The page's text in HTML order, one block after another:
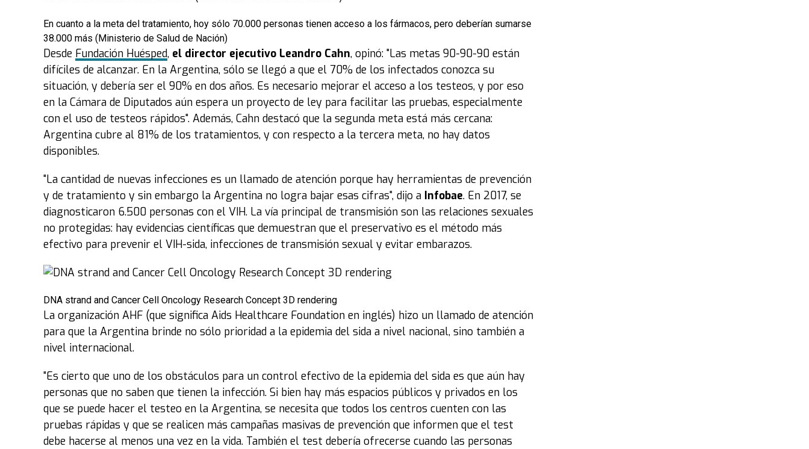
En cuanto a la meta del tratamiento, hoy sólo 70.000 personas tienen acceso a los fármacos, pero deberían sumarse
38.000 más (Ministerio de Salud de Nación)
Desde Fundación Huésped, el director ejecutivo Leandro Cahn, opinó: "Las metas 90-90-90 están
difíciles de alcanzar. En la Argentina, sólo se llegó a que el 70% de los infectados conozca su
situación, y debería ser el 90% en dos años. Es necesario mejorar el acceso a los testeos, y por eso
en la Cámara de Diputados aún espera un proyecto de ley para facilitar las pruebas, especialmente
con el uso de testeos rápidos". Además, Cahn destacó que la segunda meta está más cercana:
Argentina cubre al 81% de los tratamientos, y con respecto a la tercera meta, no hay datos
disponibles.
"La cantidad de nuevas infecciones es un llamado de atención porque hay herramientas de prevención
y de tratamiento y sin embargo la Argentina no logra bajar esas cifras", dijo a Infobae. En 2017, se
diagnosticaron 6.500 personas con el VIH. La vía principal de transmisión son las relaciones sexuales
no protegidas: hay evidencias científicas que demuestran que el preservativo es el método más
efectivo para prevenir el VIH-sida, infecciones de transmisión sexual y evitar embarazos.
DNA strand and Cancer Cell Oncology Research Concept 3D rendering
La organización AHF (que significa Aids Healthcare Foundation en inglés) hizo un llamado de atención
para que la Argentina brinde no sólo prioridad a la epidemia del sida a nivel nacional, sino también a
nivel internacional.
"Es cierto que uno de los obstáculos para un control efectivo de la epidemia del sida es que aún hay
personas que no saben que tienen la infección. Si bien hay más espacios públicos y privados en los
que se puede hacer el testeo en la Argentina, se necesita que todos los centros cuenten con las
pruebas rápidas y que se realicen más campañas masivas de prevención que informen que el test
debe hacerse al menos una vez en la vida. También el test debería ofrecerse cuando las personas